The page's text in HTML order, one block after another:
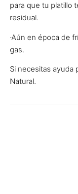
para que tu platillo
residual.
·Aún en época de
gas.
Si necesitas ayuda
Natural.